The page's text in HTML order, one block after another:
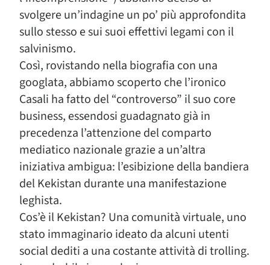
svolgere un’indagine un po’ più approfondita
sullo stesso e sui suoi effettivi legami con il
salvinismo.
Così, rovistando nella biografia con una
googlata, abbiamo scoperto che l’ironico
Casali ha fatto del “controverso” il suo core
business, essendosi guadagnato già in
precedenza l’attenzione del comparto
mediatico nazionale grazie a un’altra
iniziativa ambigua: l’esibizione della bandiera
del Kekistan durante una manifestazione
leghista.
Cos’è il Kekistan? Una comunità virtuale, uno
stato immaginario ideato da alcuni utenti
social dediti a una costante attività di trolling.